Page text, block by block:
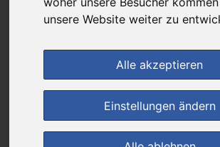
unsere Website weiter zu
Alle akzeptieren
Einstellungen ändern
(0) Jetzt bewerten!
zur Startseite
Preisalarm